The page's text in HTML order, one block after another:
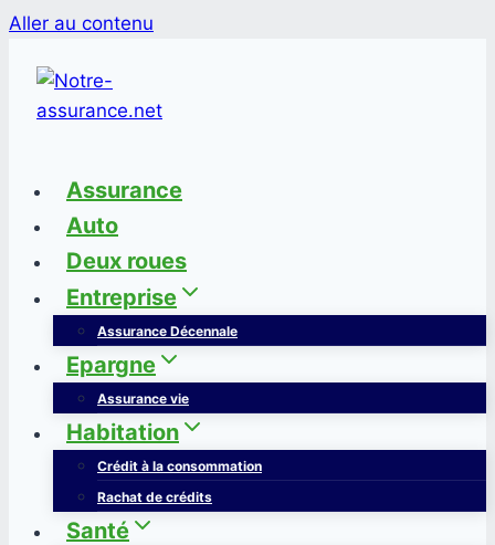
Aller au contenu
Assurance
Auto
Deux roues
Entreprise
Assurance Décennale
Epargne
Assurance vie
Habitation
Crédit à la consommation
Rachat de crédits
Santé